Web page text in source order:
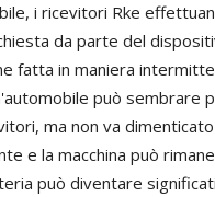
i ricevitori Rke
da parte del
fatta in maniera
può sembrare
ma non va
e la macchina può
può diventare